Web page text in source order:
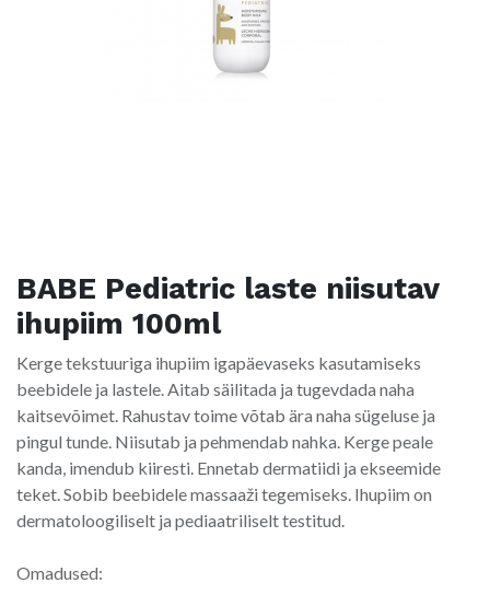
BABE Pediatric laste niisutav
ihupiim 100ml
Kerge tekstuuriga ihupiim igapäevaseks kasutamiseks
beebidele ja lastele. Aitab säilitada ja tugevdada naha
kaitsevõimet. Rahustav toime võtab ära naha sügeluse ja
pingul tunde. Niisutab ja pehmendab nahka. Kerge peale
kanda, imendub kiiresti. Ennetab dermatiidi ja ekseemide
teket. Sobib beebidele massaaži tegemiseks. Ihupiim on
dermatoloogiliselt ja pediaatriliselt testitud.
Omadused: